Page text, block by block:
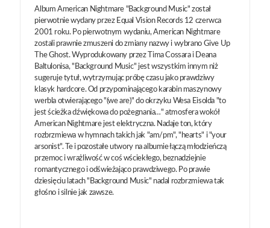
Album American Nightmare "Background Music" został
pierwotnie wydany przez Equal Vision Records 12 czerwca
2001 roku. Po pierwotnym wydaniu, American Nightmare
zostali prawnie zmuszeni do zmiany nazwy i wybrano Give Up
The Ghost. Wyprodukowany przez Tima Cossara i Deana
Baltulonisa, "Background Music" jest wszystkim innym niż
sugeruje tytuł, wytrzymując próbę czasu jako prawdziwy
klasyk hardcore. Od przypominającego karabin maszynowy
werbla otwierającego "(we are)" do okrzyku Wesa Eisolda "to
jest ścieżka dźwiękowa do pożegnania…" atmosfera wokół
American Nightmare jest elektryczna. Nadaje ton, który
rozbrzmiewa w hymnach takich jak "am/pm", "hearts" i "your
arsonist". Te i pozostałe utwory na albumie łączą młodzieńczą
przemoc i wrażliwość w coś wściekłego, beznadziejnie
romantycznego i odświeżająco prawdziwego. Po prawie
dziesięciu latach "Background Music" nadal rozbrzmiewa tak
głośno i silnie jak zawsze.